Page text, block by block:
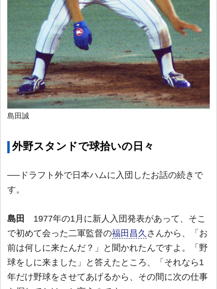
島田誠
外野スタンドで球拾いの日々
──ドラフト外で日本ハムに入団したお話の続きで
す。
島田
1977年の1月に新人入団発表があって、そこ
で初めて会った二軍監督の福田昌久 さんから、「お
前は何しに来たんだ？」と聞かれたんですよ。「野
球をしに来ました」と答えたところ、「それなら1
年だけ野球をさせてあげるから、その間に次の仕事